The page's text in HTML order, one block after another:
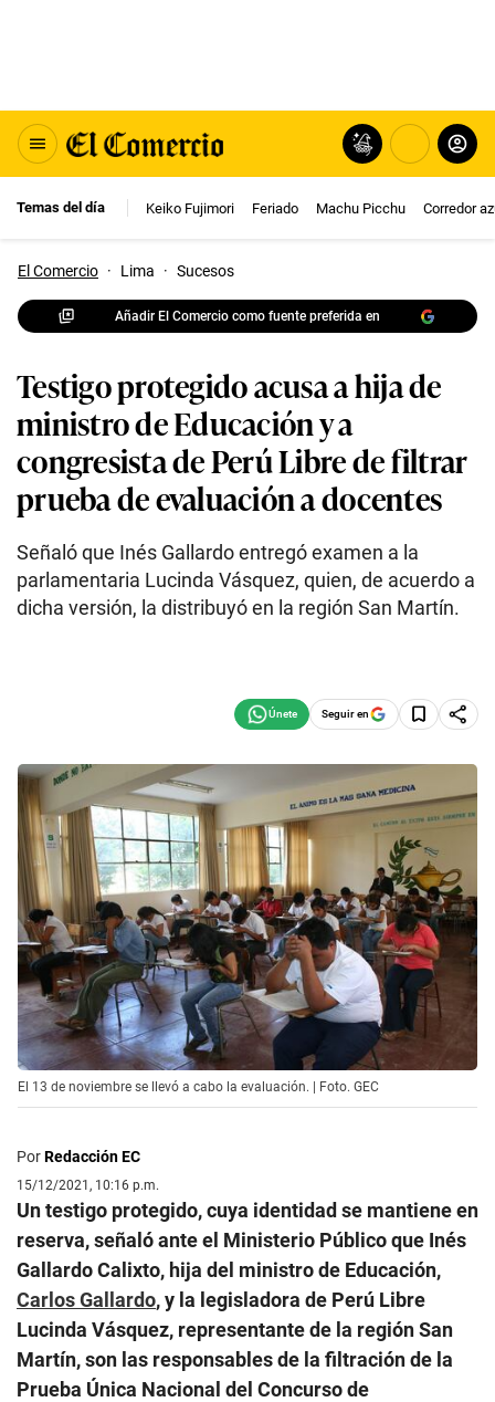
Temas del día Keiko Fujimori Feriado Machu Picchu Corredor
El Comercio · Lima · Sucesos
Añadir El Comercio como fuente preferida en
Testigo protegido acusa a hija de
ministro de Educación y a
congresista de Perú Libre de filtrar
prueba de evaluación a docentes
Señaló que Inés Gallardo entregó examen a la
parlamentaria Lucinda Vásquez, quien, de acuerdo a
dicha versión, la distribuyó en la región San Martín.
Seguir en
El 13 de noviembre se llevó a cabo la evaluación. | Foto. GEC
PorRedacción EC
15/12/2021, 10:16 p.m.
Un testigo protegido, cuya identidad se mantiene en
reserva, señaló ante el Ministerio Público que Inés
Gallardo Calixto, hija del ministro de Educación,
Carlos Gallardo, y la legisladora de Perú Libre
Lucinda Vásquez, representante de la región San
Martín, son las responsables de la filtración de la
Prueba Única Nacional del Concurso de